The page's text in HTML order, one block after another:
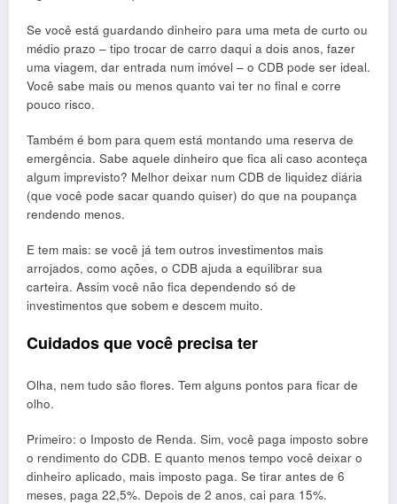
Se você está guardando dinheiro para uma meta de curto ou
médio prazo – tipo trocar de carro daqui a dois anos, fazer
uma viagem, dar entrada num imóvel – o CDB pode ser ideal.
Você sabe mais ou menos quanto vai ter no final e corre
pouco risco.
Também é bom para quem está montando uma reserva de
emergência. Sabe aquele dinheiro que fica ali caso aconteça
algum imprevisto? Melhor deixar num CDB de liquidez diária
(que você pode sacar quando quiser) do que na poupança
rendendo menos.
E tem mais: se você já tem outros investimentos mais
arrojados, como ações, o CDB ajuda a equilibrar sua
carteira. Assim você não fica dependendo só de
investimentos que sobem e descem muito.
Cuidados que você precisa ter
Olha, nem tudo são flores. Tem alguns pontos para ficar de
olho.
Primeiro: o Imposto de Renda. Sim, você paga imposto sobre
o rendimento do CDB. E quanto menos tempo você deixar o
dinheiro aplicado, mais imposto paga. Se tirar antes de 6
meses, paga 22,5%. Depois de 2 anos, cai para 15%.